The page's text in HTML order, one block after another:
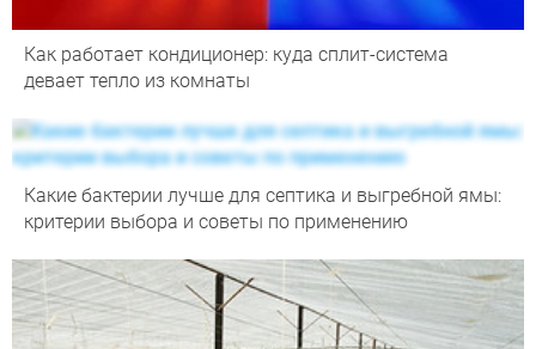
Как работает кондиционер: куда сплит-система
девает тепло из комнаты
Какие бактерии лучше для септика и выгребной ямы:
критерии выбора и советы по применению